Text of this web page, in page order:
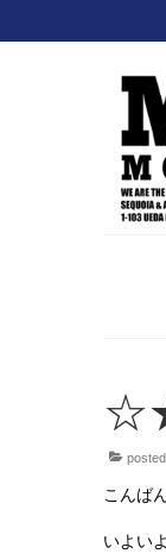
こんば
いよい